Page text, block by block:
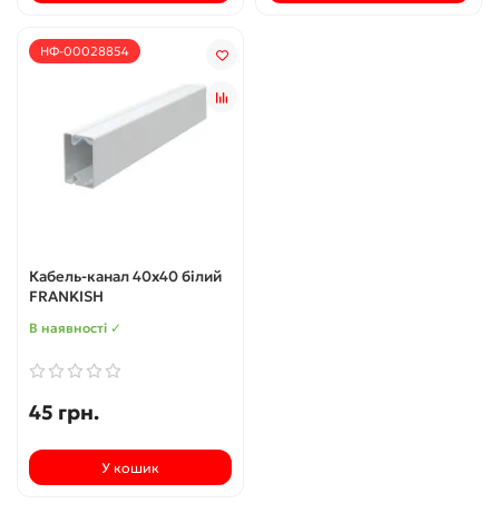
НФ-00028854
Кабель-канал 40х40 білий
FRANKISH
В наявності ✓
45 грн.
У кошик